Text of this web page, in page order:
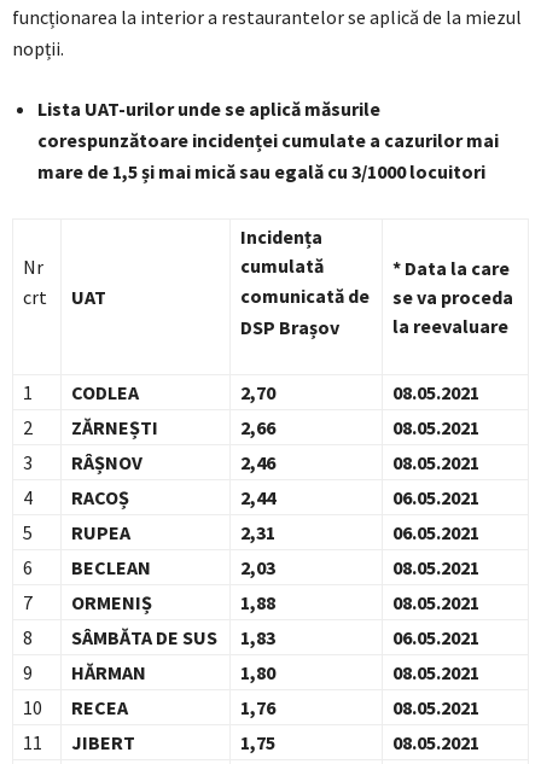
funcționarea la interior a restaurantelor se aplică de la miezul
nopții.
Lista UAT-urilor unde se aplică măsurile
corespunzătoare incidenței cumulate a cazurilor mai
mare de 1,5 și mai mică sau egală cu 3/1000 locuitori
Nr
crt
UAT
Incidența
cumulată
comunicată de
DSP Brașov
* Data la care
se va proceda
la reevaluare
1 CODLEA 2,70
08.05.2021
2
ZĂRNEȘTI 2,66
08.05.2021
3
RÂȘNOV 2,46
08.05.2021
4
RACOȘ 2,44
06.05.2021
5
RUPEA 2,31
06.05.2021
6
BECLEAN 2,03
08.05.2021
7
ORMENIȘ 1,88
08.05.2021
8
SÂMBĂTA DE SUS 1,83
06.05.2021
9
HĂRMAN 1,80
08.05.2021
10
RECEA 1,76
08.05.2021
11
JIBERT 1,75
08.05.2021